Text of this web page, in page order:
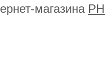
магазина